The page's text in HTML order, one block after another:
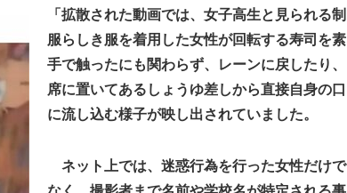
「拡散された動画では、女子高生と見られる制
服らしき服を着用した女性が回転する寿司を素
手で触ったにも関わらず、レーンに戻したり、
席に置いてあるしょうゆ差しから直接自身の口
に流し込む様子が映し出されていました。
ネット上では、迷惑行為を行った女性だけで